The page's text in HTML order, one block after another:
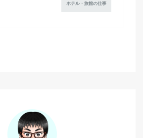
ホテル・旅館の仕事